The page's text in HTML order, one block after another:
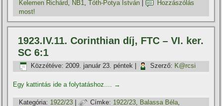
Kelemen Richárd, NB1,Tóth-Potya István
Hozzászólás
most!
1923.IV.11. Corinthian dí­j, FTC – VI. ker.
SC 6:1
Közzétéve: 2009. január 23. péntek Szerző: K@rcsi
Egy kattintás ide a folytatáshoz.... →
Kategória: 1922/23 | Címke: 1922/23, Balassa Béla,